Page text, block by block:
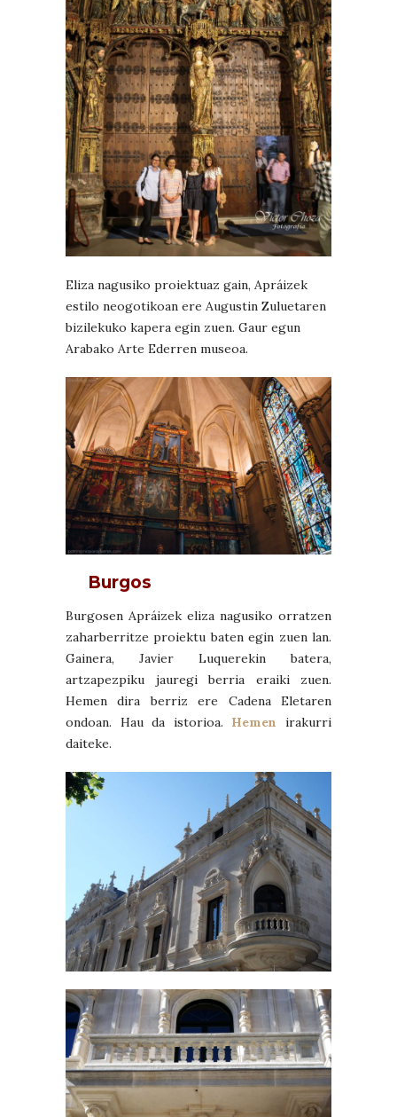
Eliza nagusiko proiektuaz gain, Apráizek
estilo neogotikoan ere Augustin Zuluetaren
bizilekuko kapera egin zuen. Gaur egun
Arabako Arte Ederren museoa.
Burgos
Burgosen Apráizek eliza nagusiko orratzen
zaharberritze proiektu baten egin zuen lan.
Gainera, Javier Luquerekin batera,
artzapezpiku jauregi berria eraiki zuen.
Hemen dira berriz ere Cadena Eletaren
ondoan. Hau da istorioa. Hemen irakurri
daiteke.